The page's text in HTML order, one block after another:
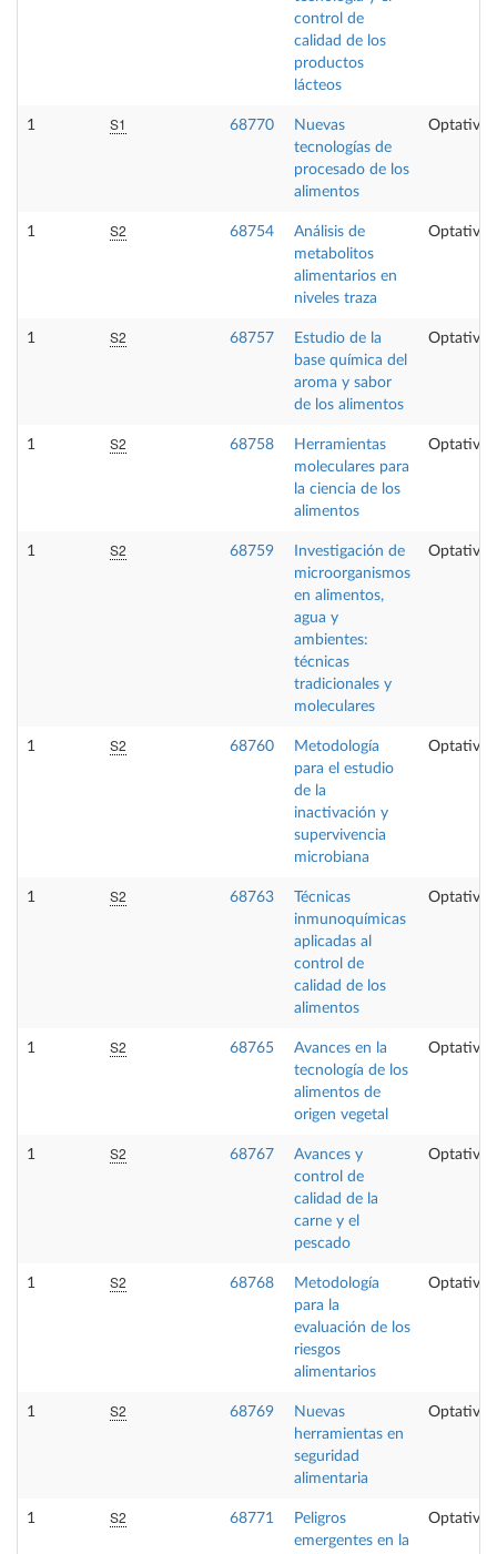
control de
calidad de los
productos
lácteos
1 S1 68770
Nuevas
tecnologías de
procesado de los
alimentos
Optativa
1 S2 68754
Análisis de
metabolitos
alimentarios en
niveles traza
Optativa
1 S2 68757
Estudio de la
base química del
aroma y sabor
de los alimentos
Optativa
1 S2 68758
Herramientas
moleculares para
la ciencia de los
alimentos
Optativa
1 S2 68759
Investigación de
microorganismos
en alimentos,
agua y
ambientes:
técnicas
tradicionales y
moleculares
Optativa
1 S2 68760
Metodología
para el estudio
de la
inactivación y
supervivencia
microbiana
Optativa
1 S2 68763
Técnicas
inmunoquímicas
aplicadas al
control de
calidad de los
alimentos
Optativa
1 S2 68765
Avances en la
tecnología de los
alimentos de
origen vegetal
Optativa
1 S2 68767
Avances y
control de
calidad de la
carne y el
pescado
Optativa
1 S2 68768
Metodología
para la
evaluación de los
riesgos
alimentarios
Optativa
1 S2 68769
Nuevas
herramientas en
seguridad
alimentaria
Optativa
1 S2 68771
Peligros
emergentes en la
Optativa